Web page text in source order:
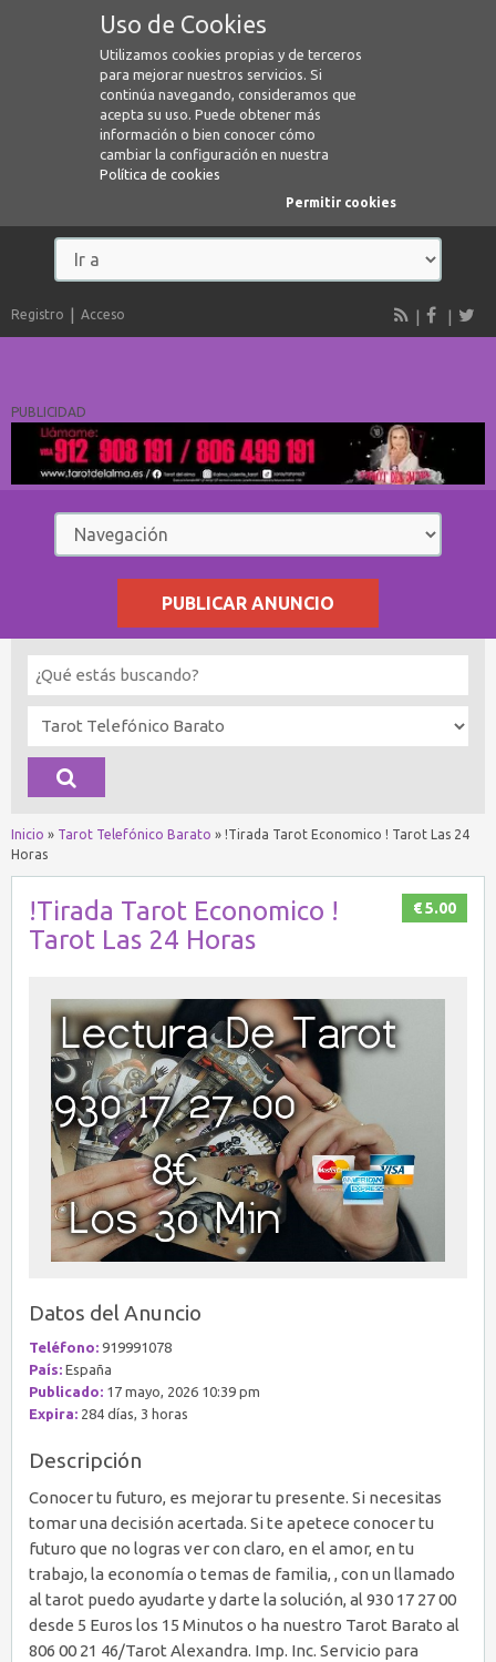
Uso de Cookies
Utilizamos cookies propias y de terceros
para mejorar nuestros servicios. Si
continúa navegando, consideramos que
acepta su uso. Puede obtener más
información o bien conocer cómo
cambiar la configuración en nuestra
Política de cookies
Permitir cookies
Registro Acceso
PUBLICIDAD
PUBLICAR ANUNCIO
Inicio » Tarot Telefónico Barato » !Tirada Tarot Economico ! Tarot Las 24
Horas
€ 5.00
!Tirada Tarot Economico !
Tarot Las 24 Horas
Datos del Anuncio
Teléfono: 919991078
País: España
Publicado: 17 mayo, 2026 10:39 pm
Expira: 284 días, 3 horas
Descripción
Conocer tu futuro, es mejorar tu presente. Si necesitas
tomar una decisión acertada. Si te apetece conocer tu
futuro que no logras ver con claro, en el amor, en tu
trabajo, la economía o temas de familia, , con un llamado
al tarot puedo ayudarte y darte la solución, al 930 17 27 00
desde 5 Euros los 15 Minutos o ha nuestro Tarot Barato al
806 00 21 46/Tarot Alexandra. Imp. Inc. Servicio para